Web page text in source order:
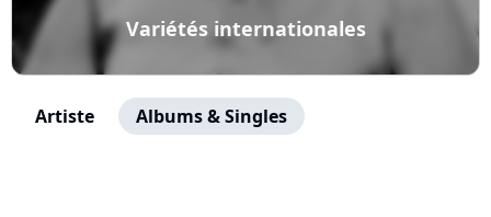
Variétés internationales
Artiste Albums & Singles